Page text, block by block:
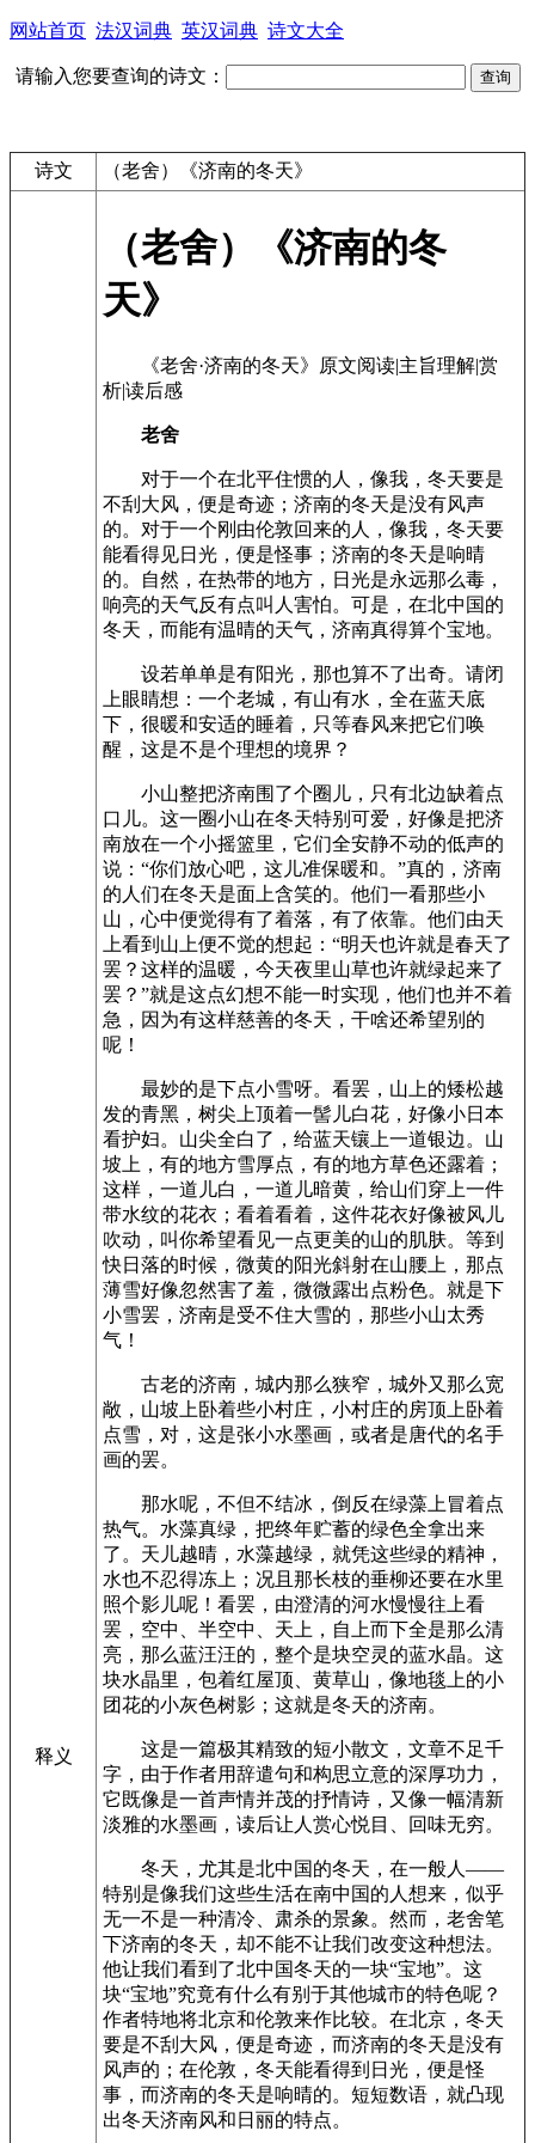
网站首页 法汉词典 英汉词典 诗文大全
请输入您要查询的诗文：
诗文 （老舍）《济南的冬天》
释义
（老舍）《济南的冬
天》
《老舍·济南的冬天》原文阅读|主旨理解|赏
析|读后感
老舍
对于一个在北平住惯的人，像我，冬天要是
不刮大风，便是奇迹；济南的冬天是没有风声
的。对于一个刚由伦敦回来的人，像我，冬天要
能看得见日光，便是怪事；济南的冬天是响晴
的。自然，在热带的地方，日光是永远那么毒，
响亮的天气反有点叫人害怕。可是，在北中国的
冬天，而能有温晴的天气，济南真得算个宝地。
设若单单是有阳光，那也算不了出奇。请闭
上眼睛想：一个老城，有山有水，全在蓝天底
下，很暖和安适的睡着，只等春风来把它们唤
醒，这是不是个理想的境界？
小山整把济南围了个圈儿，只有北边缺着点
口儿。这一圈小山在冬天特别可爱，好像是把济
南放在一个小摇篮里，它们全安静不动的低声的
说：“你们放心吧，这儿准保暖和。”真的，济南
的人们在冬天是面上含笑的。他们一看那些小
山，心中便觉得有了着落，有了依靠。他们由天
上看到山上便不觉的想起：“明天也许就是春天了
罢？这样的温暖，今天夜里山草也许就绿起来了
罢？”就是这点幻想不能一时实现，他们也并不着
急，因为有这样慈善的冬天，干啥还希望别的
呢！
最妙的是下点小雪呀。看罢，山上的矮松越
发的青黑，树尖上顶着一髻儿白花，好像小日本
看护妇。山尖全白了，给蓝天镶上一道银边。山
坡上，有的地方雪厚点，有的地方草色还露着；
这样，一道儿白，一道儿暗黄，给山们穿上一件
带水纹的花衣；看着看着，这件花衣好像被风儿
吹动，叫你希望看见一点更美的山的肌肤。等到
快日落的时候，微黄的阳光斜射在山腰上，那点
薄雪好像忽然害了羞，微微露出点粉色。就是下
小雪罢，济南是受不住大雪的，那些小山太秀
气！
古老的济南，城内那么狭窄，城外又那么宽
敞，山坡上卧着些小村庄，小村庄的房顶上卧着
点雪，对，这是张小水墨画，或者是唐代的名手
画的罢。
那水呢，不但不结冰，倒反在绿藻上冒着点
热气。水藻真绿，把终年贮蓄的绿色全拿出来
了。天儿越晴，水藻越绿，就凭这些绿的精神，
水也不忍得冻上；况且那长枝的垂柳还要在水里
照个影儿呢！看罢，由澄清的河水慢慢往上看
罢，空中、半空中、天上，自上而下全是那么清
亮，那么蓝汪汪的，整个是块空灵的蓝水晶。这
块水晶里，包着红屋顶、黄草山，像地毯上的小
团花的小灰色树影；这就是冬天的济南。
这是一篇极其精致的短小散文，文章不足千
字，由于作者用辞遣句和构思立意的深厚功力，
它既像是一首声情并茂的抒情诗，又像一幅清新
淡雅的水墨画，读后让人赏心悦目、回味无穷。
冬天，尤其是北中国的冬天，在一般人——
特别是像我们这些生活在南中国的人想来，似乎
无一不是一种清冷、肃杀的景象。然而，老舍笔
下济南的冬天，却不能不让我们改变这种想法。
他让我们看到了北中国冬天的一块“宝地”。这
块“宝地”究竟有什么有别于其他城市的特色呢？
作者特地将北京和伦敦来作比较。在北京，冬天
要是不刮大风，便是奇迹，而济南的冬天是没有
风声的；在伦敦，冬天能看得到日光，便是怪
事，而济南的冬天是响晴的。短短数语，就凸现
出冬天济南风和日丽的特点。